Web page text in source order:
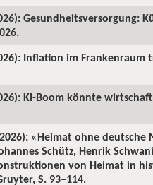
Gesundheitsversorgung:
Inflation im
KI-Boom könnte
«Heimat ohne
Schütz, Henrik
von Heimat in
S. 93–114.